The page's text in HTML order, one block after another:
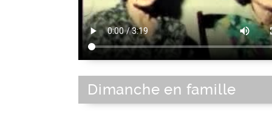
Dimanche en famille